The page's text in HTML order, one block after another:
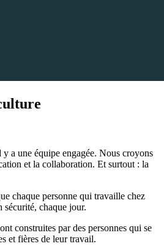
a une équipe engagée. Nous croyons
et la collaboration. Et surtout : la
chaque personne qui travaille chez
sécurité, chaque jour.
construites par des personnes qui se
et fières de leur travail.